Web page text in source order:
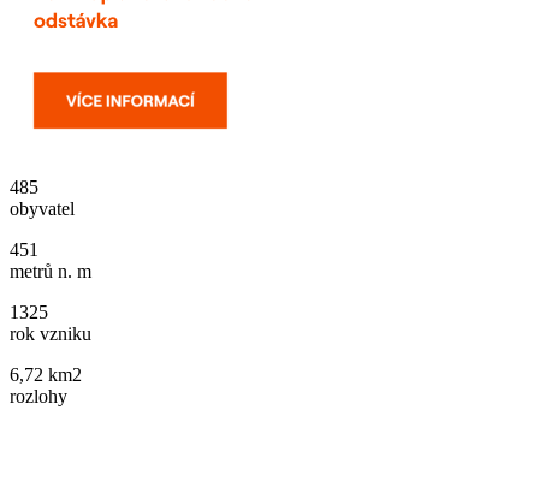
485
obyvatel
451
metrů n. m
1325
rok vzniku
6,72 km2
rozlohy